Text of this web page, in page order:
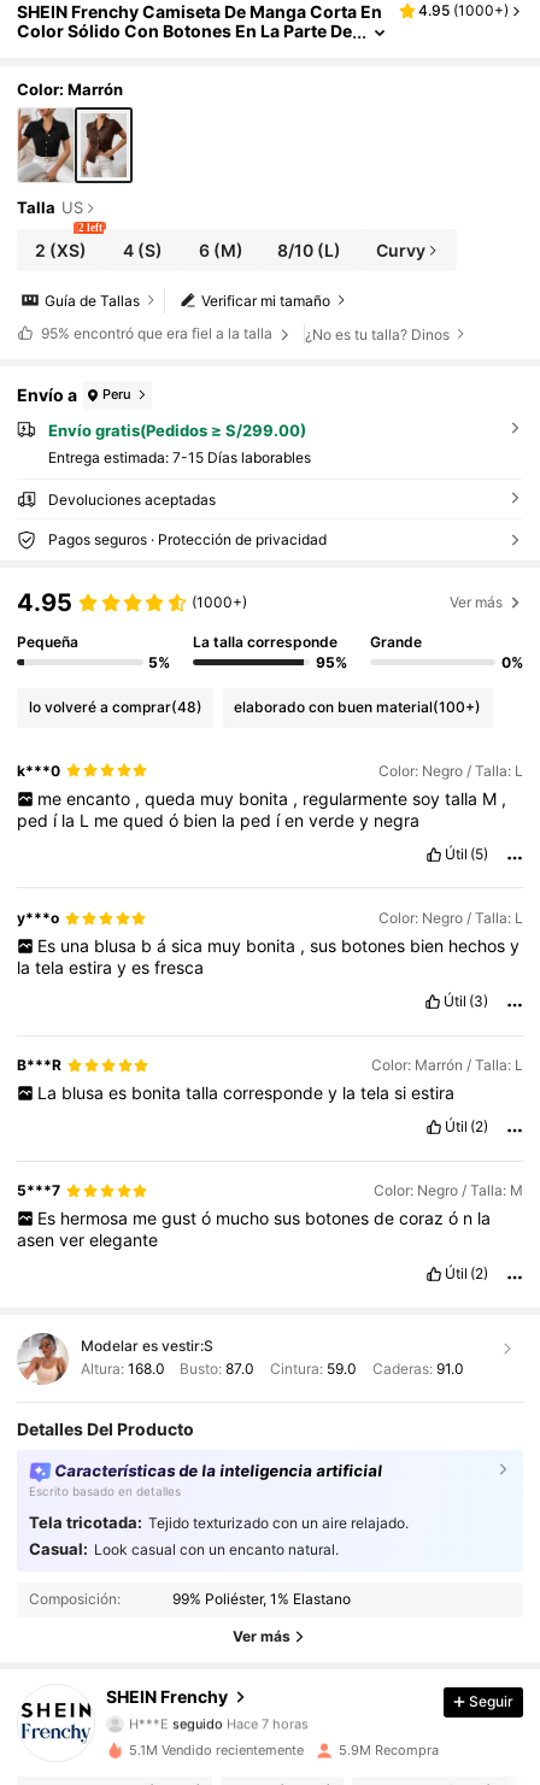
SHEIN Frenchy Camiseta De Manga Corta En
Color Sólido Con Botones En La Parte De
4.95 (1000+)
Color: Marrón
Talla US
2 (XS)
2 left
4(S) 6(M) 8/10 (L) Curvy
Verificar mi tamaño
Guía de Tallas
95% encontró que era fiel a la talla ¿No es tu talla? Dinos
Envío a Peru
Envío gratis(Pedidos ≥ S/299.00)
Entrega estimada: 7-15 Días laborables
Devoluciones aceptadas
Pagos seguros · Protección de privacidad
4.95 (1000+) Ver más
Pequeña
5%
La talla corresponde
95%
Grande
0%
lo volveré a comprar(48) elaborado con buen material(100+)
k***0 Color: Negro / Talla: L
me encanto , queda muy bonita , regularmente soy talla M ,
ped í la L mequedó bien la ped íenverdey negra
Útil (5)
y***o Color: Negro / Talla: L
Es una blusa b á sica muy bonita , sus botones bien hechos y
latelaestirayesfresca
Útil (3)
B***R Color: Marrón / Talla: L
La blusa es bonita talla corresponde y la tela si estira
Útil (2)
5***7 Color: Negro / Talla: M
Es hermosa me gust ó mucho sus botones de coraz ó n la
asenverelegante
Útil (2)
Modelar es vestir:S
Altura: 168.0 Busto:87.0 Cintura: 59.0 Caderas: 91.0
Detalles Del Producto
Características de la inteligencia artificial
Escrito basado en detalles
Tela tricotada: Tejido texturizado con un aire relajado.
Casual: Look casual con un encanto natural.
Composición: 99% Poliéster, 1% Elastano
Ver más
SHEIN Frenchy
876K Seguidores
seguido
4.91
876K Seguidores
Seguir
5.1M Vendido recientemente 5.9M Recompra